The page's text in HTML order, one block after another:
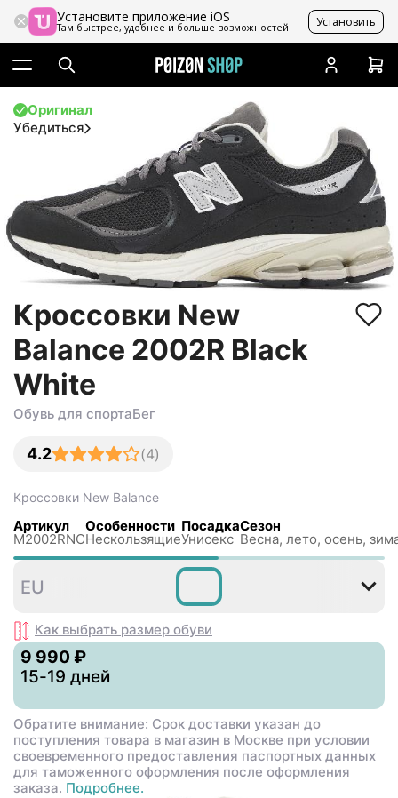
Установите приложение iOS
Там быстрее, удобнее и больше возможностей Установить
Оригинал
Убедиться
Кроссовки New
Balance 2002R Black
White
Обувь для спортаБег
4.2 (4)
Кроссовки New Balance
Артикул
M2002RNC
Особенности
Нескользящиe
Посадка
Унисекс
Сезон
Весна, лето, осень,
,5
EU
Как выбрать размер обуви
9 990 ₽
15-19 дней
Обратите внимание: Срок доставки указан до
поступления товара в магазин в Москве при условии
своевременного предоставления паспортных данных
для таможенного оформления после оформления
заказа. Подробнее.